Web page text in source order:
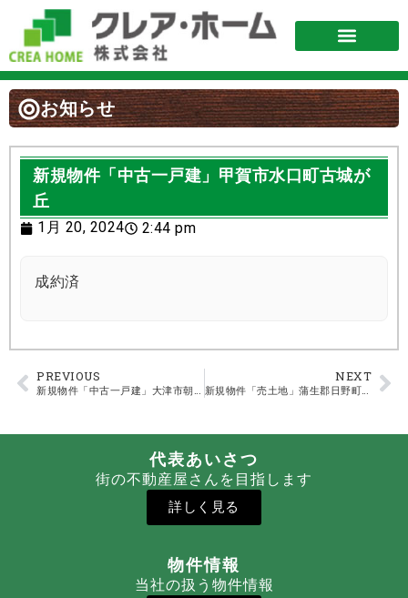
お知らせ
新規物件「中古一戸建」甲賀市水口町古城が
丘
1月 20, 2024 2:44 pm
成約済
PREVIOUS
新規物件「中古一戸建」大津市朝日が丘1丁目 1350万円
NEXT
新規物件「売土地」蒲生郡日野町大字別所 曙団地 150万円
代表あいさつ
街の不動産屋さんを目指します
詳しく見る
物件情報
当社の扱う物件情報